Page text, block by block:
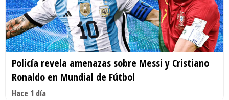
Policía revela amenazas sobre Messi y Cristiano
Ronaldo en Mundial de Fútbol
Hace 1 día